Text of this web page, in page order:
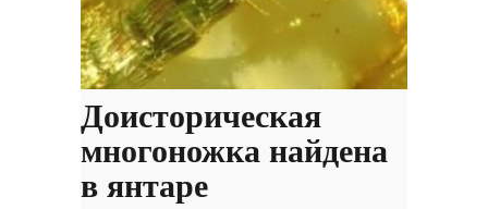
Доисторическая
многоножка найдена
в янтаре